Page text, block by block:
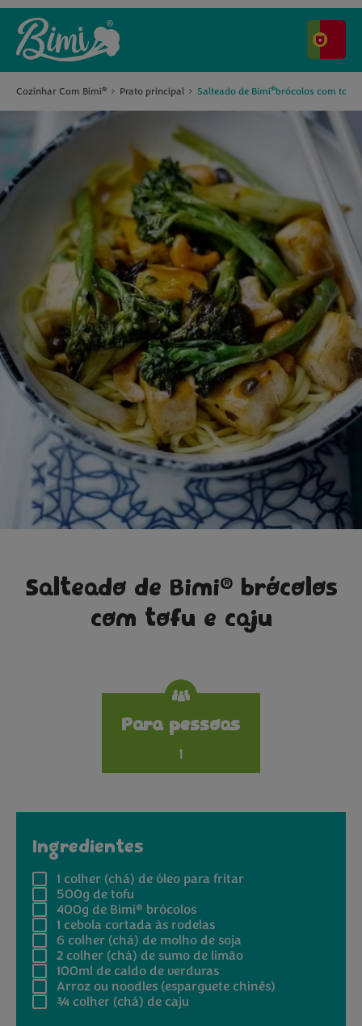
Cozinhar Com Bimi® Prato principal Salteado de Bimi®brócolos com tofu
Salteado de Bimi®brócolos
com tofu e caju
Specifications
Para pessoas
1
Ingredientes
1 colher (chá) de óleo para fritar
500g de tofu
400g de Bimi® brócolos
1 cebola cortada às rodelas
6 colher (chá) de molho de soja
2 colher (chá) de sumo de limão
100mlde caldo de verduras
Arroz ou noodles (esparguete chinês)
¾ colher (chá) de caju